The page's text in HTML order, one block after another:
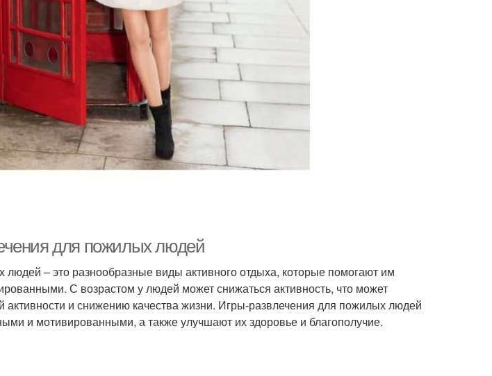
для пожилых людей
– это разнообразные виды активного отдыха, которые помогают им
С возрастом у людей может снижаться активность, что может
активности и снижению качества жизни. Игры-развлечения для пожилых людей
и мотивированными, а также улучшают их здоровье и благополучие.